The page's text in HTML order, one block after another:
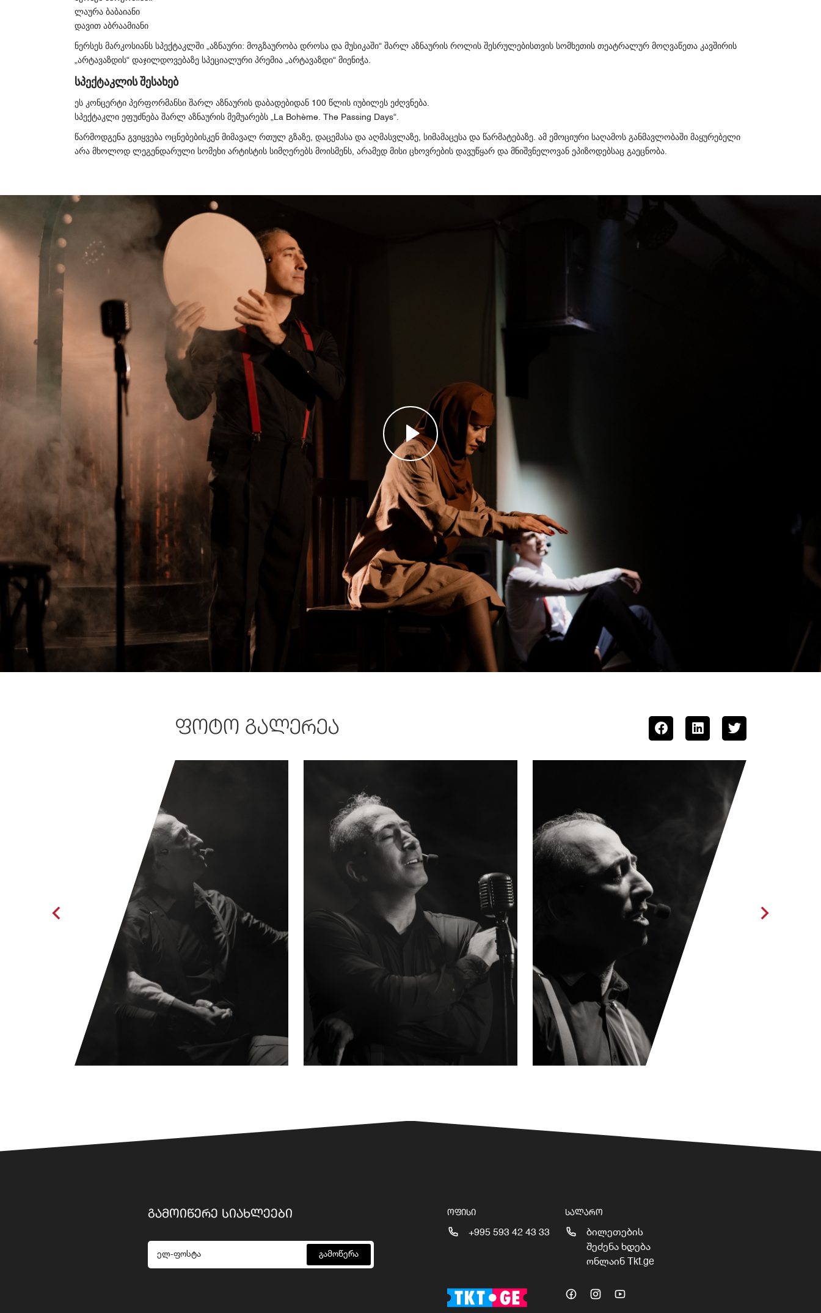
ლაურა ბაბაიანი
დავით აბრაამიანი
ნერსეს მარკოსიანს სპექტაკლში აზნაური: მოგზაურობა დროსა და მუსიკაში“ შარლ აზნაურის როლის შესრულებისთვის სომხეთის თეატრალურ მოღვაწეთა კავშირის
არტავაზდის“ დაჯილდოვებაზე სპეციალური პრემია არტავაზდი“ მიენიჭა
სპექტაკლისშესახებ
ეს კონცერტი პერფორმანსი შარლ აზნაურის დაბადებიდან 100 წლის იუბილეს ეძღვნება
სპექტაკლი ეფუძნება შარლ აზნაურის მემუარებს „La Bohème. The Passing Days“.
წარმოდგენა გვიყვება ოცნებებისკენ მიმავალ რთულ გზაზე დაცემასა და აღმასვლაზე სიმამაცესა და წარმატებაზე ამ ემოციური საღამოს განმავლობაში მაყურებელი
არა მხოლოდ ლეგენდარული სომეხი არტისტის სიმღერებს მოისმენს არამედ მისი ცხოვრების დავუწყარ და მნიშვნელოვან ეპიზოდებსაც გაეცნობა
ᲤᲝᲢᲝ ᲒᲐᲚᲔᲠᲔᲐ
ᲒᲐᲛᲝᲘᲬᲔᲠᲔ ᲡᲘᲐᲮᲚᲔᲔᲑᲘ
გამოწერა
ᲝᲤᲘᲡᲘ
+995 593 42 43 33
ᲡᲐᲚᲐᲠᲝ
ბილეთების
შეძენა ხდება
ონლაინ Tkt.ge